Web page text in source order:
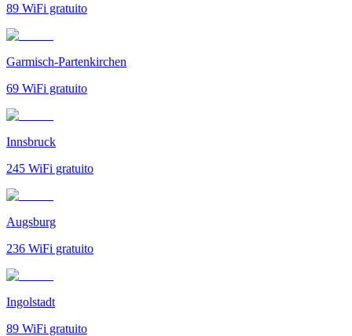
89 WiFi gratuito
Garmisch-Partenkirchen
69 WiFi gratuito
Innsbruck
245 WiFi gratuito
Augsburg
236 WiFi gratuito
Ingolstadt
89 WiFi gratuito